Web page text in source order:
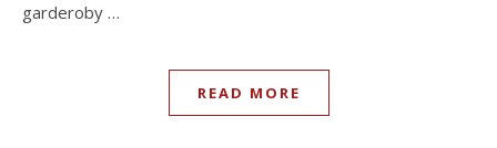
garderoby …
READ MORE